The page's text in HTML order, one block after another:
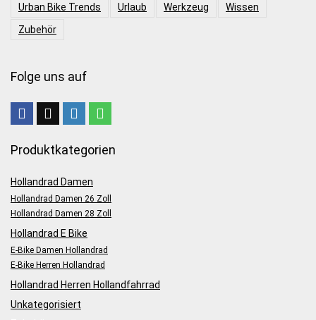
Urban Bike Trends
Urlaub Werkzeug
Wissen
Zubehör
Folge uns auf
Produktkategorien
Hollandrad Damen
Hollandrad Damen 26 Zoll
Hollandrad Damen 28 Zoll
Hollandrad E Bike
E-Bike Damen Hollandrad
E-Bike Herren Hollandrad
Hollandrad Herren Hollandfahrrad
Unkategorisiert